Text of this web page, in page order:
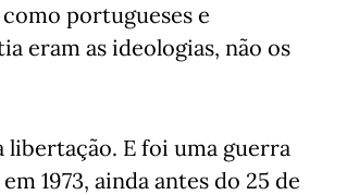
portugueses e
eram as ideologias, não os
libertação. E foi uma guerra
1973, ainda antes do 25 de